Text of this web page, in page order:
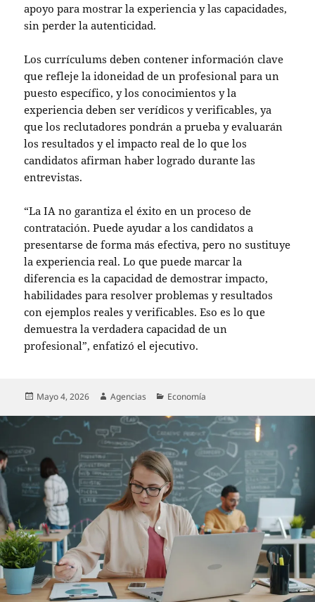
apoyo para mostrar la experiencia y las capacidades,
sin perder la autenticidad.
Los currículums deben contener información clave
que refleje la idoneidad de un profesional para un
puesto específico, y los conocimientos y la
experiencia deben ser verídicos y verificables, ya
que los reclutadores pondrán a prueba y evaluarán
los resultados y el impacto real de lo que los
candidatos afirman haber logrado durante las
entrevistas.
“La IA no garantiza el éxito en un proceso de
contratación. Puede ayudar a los candidatos a
presentarse de forma más efectiva, pero no sustituye
la experiencia real. Lo que puede marcar la
diferencia es la capacidad de demostrar impacto,
habilidades para resolver problemas y resultados
con ejemplos reales y verificables. Eso es lo que
demuestra la verdadera capacidad de un
profesional”, enfatizó el ejecutivo.
Publicado
Mayo 4, 2026 Autor
Agencias Categorías
Economía